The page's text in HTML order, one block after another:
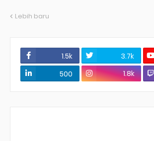
Lebih baru
1.5k 3.7k
500
1.8k